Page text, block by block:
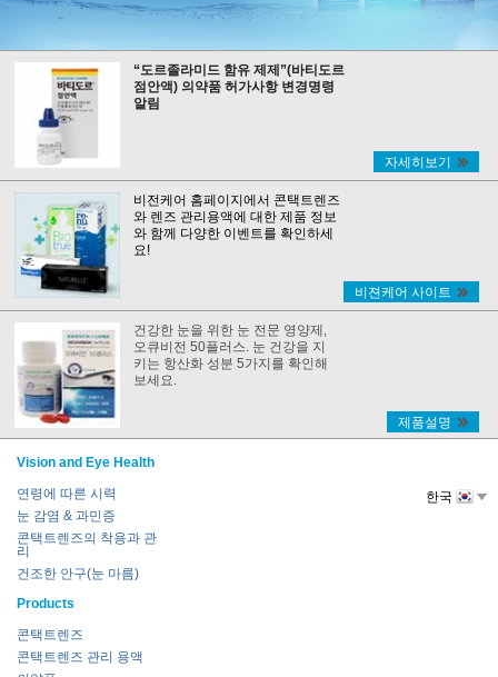
“도르졸라미드 함유 제제”(바티도르
점안액) 의약품 허가사항 변경명령
알림
자세히보기
비전케어 홈페이지에서 콘택트렌즈
와 렌즈 관리용액에 대한 제품 정보
와 함께 다양한 이벤트를 확인하세
요!
비젼케어 사이트
건강한 눈을 위한 눈 전문 영양제,
오큐비전 50플러스. 눈 건강을 지
키는 항산화 성분 5가지를 확인해
보세요.
제품설명
Vision and Eye Health
연령에 따른 시력
눈 감염 & 과민증
콘택트렌즈의 착용과 관
리
건조한 안구(눈 마름)
Products
콘택트렌즈
콘택트렌즈 관리 용액
한국